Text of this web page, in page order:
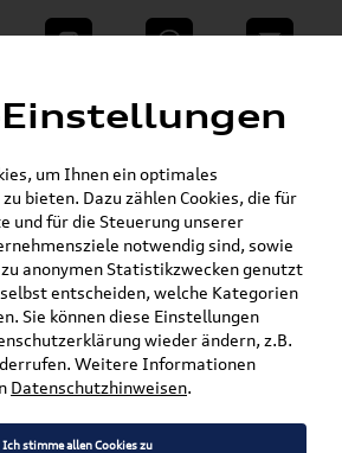
Instagram WhatsApp E-Mail
und Zubehör »
Kollektion & Lifestyle »
Kundenkonto Warenkorb
um Ihnen ein optimales
bieten. Dazu zählen Cookies, die für
und für die Steuerung unserer
notwendig sind, sowie
anonymen Statistikzwecken genutzt
entscheiden, welche Kategorien
Sie können diese Einstellungen
wieder ändern, z.B.
Weitere Informationen
Datenschutzhinweisen.
Ich stimme allen Cookies zu